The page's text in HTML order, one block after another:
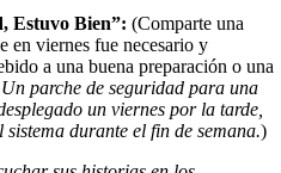
Estuvo Bien”: (Comparte una
en viernes fue necesario y
a una buena preparación o una
parche de seguridad para una
un viernes por la tarde,
durante el fin de semana.)